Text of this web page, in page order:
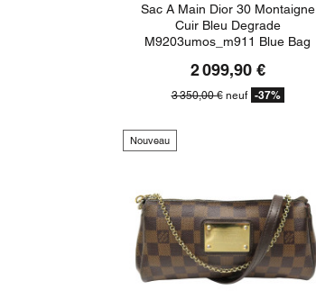
Sac A Main Dior 30 Montaigne
Cuir Bleu Degrade
M9203umos_m911 Blue Bag
2 099,90 €
3 350,00 €neuf -37%
Nouveau